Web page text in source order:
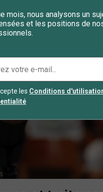
mois, nous analysons un
et les positions de
les Conditions